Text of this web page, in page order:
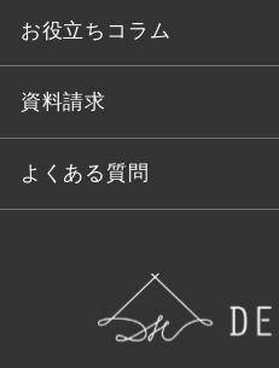
お役立ちコラム
資料請求
よくある質問